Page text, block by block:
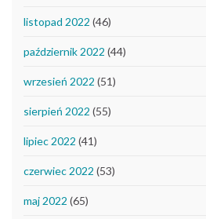
listopad 2022 (46)
październik 2022 (44)
wrzesień 2022 (51)
sierpień 2022 (55)
lipiec 2022 (41)
czerwiec 2022 (53)
maj 2022 (65)